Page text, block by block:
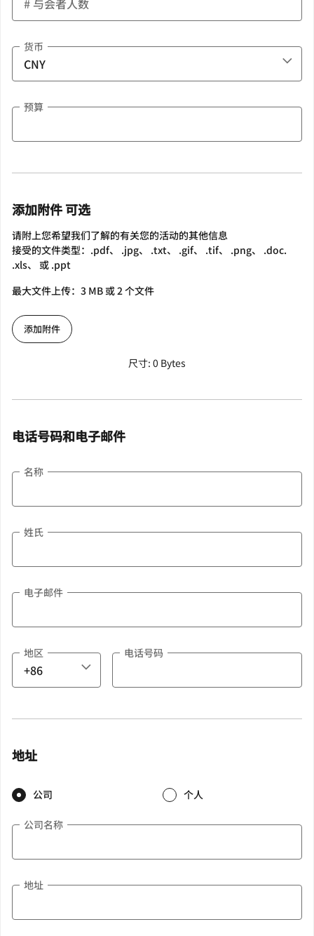
货币
预算
添加附件 可选
请附上您希望我们了解的有关您的活动的其他信息
接受的文件类型：.pdf、 .jpg、 .txt、 .gif、 .tif、 .png、 .doc.
.xls、 或 .ppt
最大文件上传：3 MB 或 2 个文件
添加附件
尺寸: 0 Bytes
电话号码和电子邮件
名称
姓氏
电子邮件
地区 电话号码
地址
公司 个人
公司名称
地址